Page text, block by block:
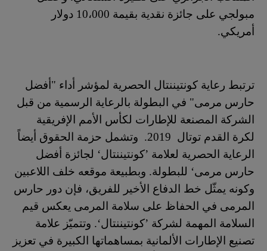
مبولجي على جائزة نقدية بقيمة 10،000 دولار
أمريكي.
ترتبط رعاية كونتيننتال الحصرية لمؤشر أداء "أفضل
حارس مرمى" في البطولة بالرعاية الرسمية من قبل
الشركة المصنعة للإطارات لكأس الأمم الإفريقية
لكرة القدم توتال 2019.
وتشمل حزمة الحقوق أيضاً
الرعاية الحصرية لعلامة ’كونتيننتال‘ لجائزة أفضل
حارس مرمى‘ للبطولة. وبطبيعة موقعه خلف اللاعبين
وكونه يمثّل خط الدفاع الأخير للفريق، فإن دور حارس
المرمى في الحفاظ على سلامة المرمى يعكس قيم
السلامة المهمة لشركة ’كونتيننتال‘. وتتميّز علامة
تصنيع الإطارات الألمانية بمساهماتها الكبيرة في تعزيز